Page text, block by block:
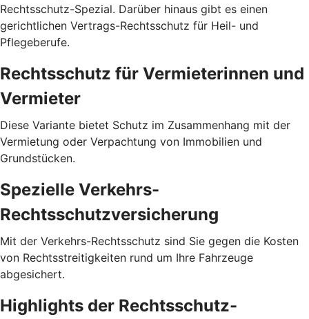
Rechtsschutz-Spezial. Darüber hinaus gibt es einen
gerichtlichen Vertrags-Rechtsschutz für Heil- und
Pflegeberufe.
Rechtsschutz für Vermieterinnen und
Vermieter
Diese Variante bietet Schutz im Zusammenhang mit der
Vermietung oder Verpachtung von Immobilien und
Grundstücken.
Spezielle Verkehrs-
Rechtsschutzversicherung
Mit der Verkehrs-Rechtsschutz sind Sie gegen die Kosten
von Rechtsstreitigkeiten rund um Ihre Fahrzeuge
abgesichert.
Highlights der Rechtsschutz-